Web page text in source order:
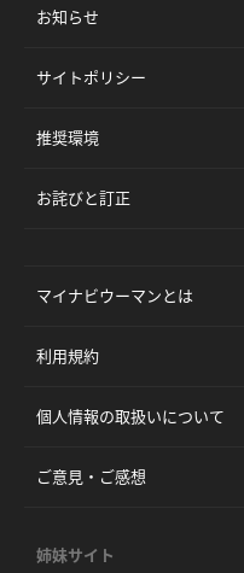
お知らせ
サイトポリシー
推奨環境
お詫びと訂正
マイナビウーマンとは
利用規約
個人情報の取扱いについて
ご意見・ご感想
姉妹サイト